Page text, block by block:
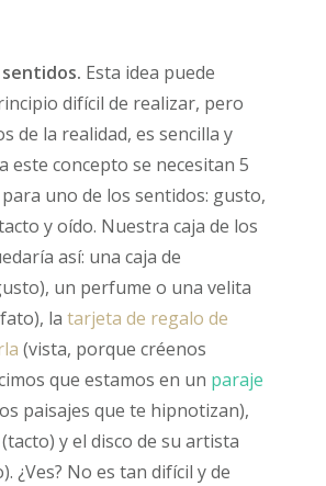
sentidos. Esta idea puede
difícil de realizar, pero
de la realidad, es sencilla y
este concepto se necesitan 5
uno de los sentidos: gusto,
y oído. Nuestra caja de los
así: una caja de
un perfume o una velita
la tarjeta de regalo de
(vista, porque créenos
que estamos en un paraje
paisajes que te hipnotizan),
y el disco de su artista
¿Ves? No es tan difícil y de